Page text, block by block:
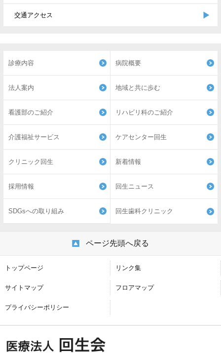
交通アクセス
診療内容 病院概要
法人案内 地域と共に歩む
看護部のご紹介 リハビリ科のご紹介
介護福祉サービス ケアセンター回生
クリニック回生 新着情報
採用情報 回生ニュース
SDGsへの取り組み 回生歯科クリニック
ページ先頭へ戻る
トップページ リンク集
サイトマップ フロアマップ
プライバシーポリシー